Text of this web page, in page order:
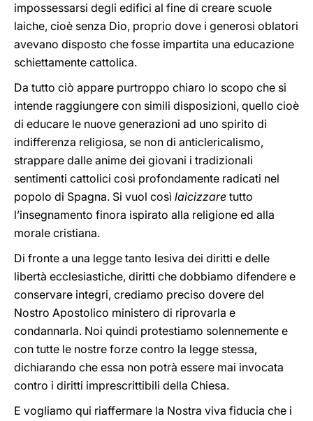
impossessarsi degli edifici al fine di creare scuole
laiche, cioè senza Dio, proprio dove i generosi oblatori
avevano disposto che fosse impartita una educazione
schiettamente cattolica.
Da tutto ciò appare purtroppo chiaro lo scopo che si
intende raggiungere con simili disposizioni, quello cioè
di educare le nuove generazioni ad uno spirito di
indifferenza religiosa, se non di anticlericalismo,
strappare dalle anime dei giovani i tradizionali
sentimenti cattolici così profondamente radicati nel
popolo di Spagna. Si vuol così laicizzare tutto
l’insegnamento finora ispirato alla religione ed alla
morale cristiana.
Di fronte a una legge tanto lesiva dei diritti e delle
libertà ecclesiastiche, diritti che dobbiamo difendere e
conservare integri, crediamo preciso dovere del
Nostro Apostolico ministero di riprovarla e
condannarla. Noi quindi protestiamo solennemente e
con tutte le nostre forze contro la legge stessa,
dichiarando che essa non potrà essere mai invocata
contro i diritti imprescrittibili della Chiesa.
E vogliamo qui riaffermare la Nostra viva fiducia che i